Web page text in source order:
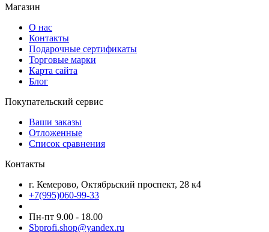
Магазин
О нас
Контакты
Подарочные сертификаты
Торговые марки
Карта сайта
Блог
Покупательский сервис
Ваши заказы
Отложенные
Список сравнения
Контакты
г. Кемерово, Октябрьский проспект, 28 к4
+7(995)060-99-33
Пн-пт 9.00 - 18.00
Sbprofi.shop@yandex.ru